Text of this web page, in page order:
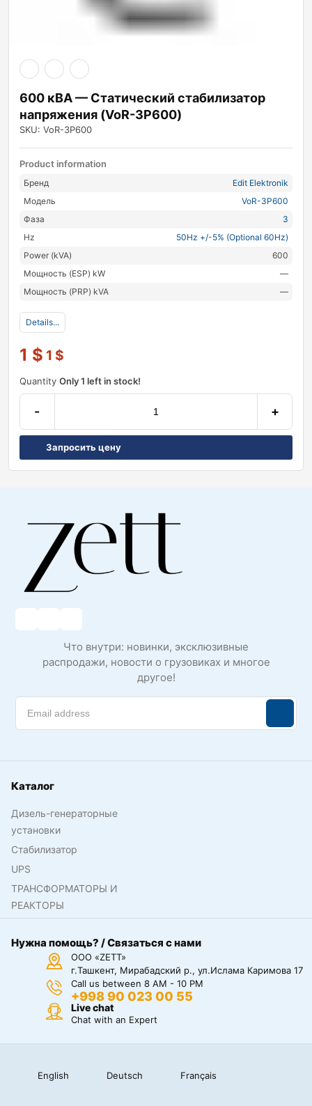
600 кВА — Статический стабилизатор
напряжения (VoR-3P600)
SKU: VoR-3P600
Product information
Бренд
Edit Elektronik
Модель
VoR-3P600
Фаза
3
Hz
50Hz +/-5% (Optional 60Hz)
Power (kVA)
600
Мощность (ESP) kW
—
Мощность (PRP) kVA
—
Details...
1 $ 1 $
Quantity Only 1 left in stock!
- +
Запросить цену
Что внутри: новинки, эксклюзивные
распродажи, новости о грузовиках и многое
другое!
Каталог
Дизель-генераторные
установки
Стабилизатор
UPS
ТРАНСФОРМАТОРЫ И
РЕАКТОРЫ
Нужна помощь? / Связаться с нами
ООО «ZETT»
г.Ташкент, Мирабадский р., ул.Ислама Каримова 17
Call us between 8 AM - 10 PM
+998 90 023 00 55
Live chat
Chat with an Expert
English Deutsch Français